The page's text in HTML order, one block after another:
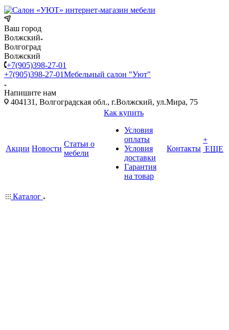
Ваш город
Волжский
Волгоград
Волжский
+7(905)398-27-01
+7(905)398-27-01Мебельный салон "Уют"
Напишите нам
404131, Волгоградская обл., г.Волжский, ул.Мира, 75
Акции Новости
Статьи о
мебели
Как купить
Условия
оплаты
Условия
доставки
Гарантия
на товар
Контакты
+
ЕЩЕ
Каталог